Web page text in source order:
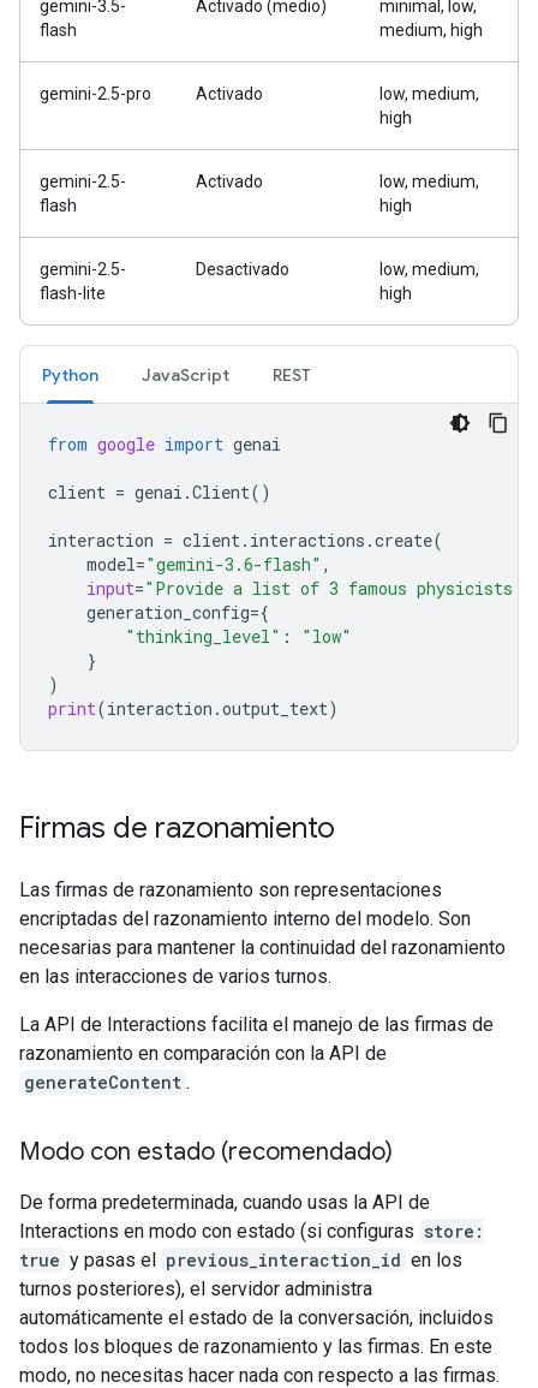
gemini-3.5-
flash
Activado (medio)
minimal, low,
medium, high
gemini-2.5-pro Activado
low, medium,
high
gemini-2.5-
flash
Activado
low, medium,
high
gemini-2.5-
flash-lite
Desactivado
low, medium,
high
Python JavaScript REST
from google import genai
client = genai .Client()
interaction = client. interactions .create(
model="gemini-3.6-flash" ,
input="Provide a list of 3 famous physicists
generation_config={
"thinking_level" :
"low"
}
)
print(interaction .output_text)
Firmas de razonamiento
Las firmas de razonamiento son representaciones
encriptadas del razonamiento interno del modelo. Son
necesarias para mantener la continuidad del razonamiento
en las interacciones de varios turnos.
La API de Interactions facilita el manejo de las firmas de
razonamiento en comparación con la API de
generateContent .
Modo con estado (recomendado)
De forma predeterminada, cuando usas la API de
Interactions en modo con estado (si configuras store:
true y pasas el previous_interaction_id en los
turnos posteriores), el servidor administra
automáticamente el estado de la conversación, incluidos
todos los bloques de razonamiento y las firmas. En este
modo, no necesitas hacer nada con respecto a las firmas.